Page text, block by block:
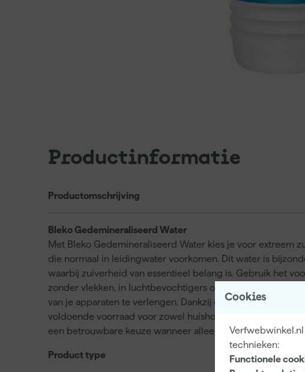
Cookies
technieken:
Functionele
Productinformatie
Productomschrijving
Bleko Gedemineraliseerd Water
Met Bleko Gedemineraliseerd Water kies je voor extreem
die normaal in leidingwater voorkomen. Dit water is
waarbij zuiverheid van essentieel belang is. Gebruik het
zonder vlekken, in luchtbevochtigers of stoomstrijkijzers
van je apparaten te verlengen. Dankzij de veelzijdigheid
voldoende voorraad voor zowel huishoudelijk als
een betrouwbare keuze wanneer alleen puur, mineraalvrij
Product type